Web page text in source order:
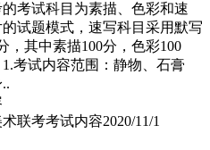
考试科目为素描、色彩和速
试题模式，速写科目采用默写
，其中素描100分，色彩100
考试内容范围：静物、石膏
术联考考试内容2020/11/1